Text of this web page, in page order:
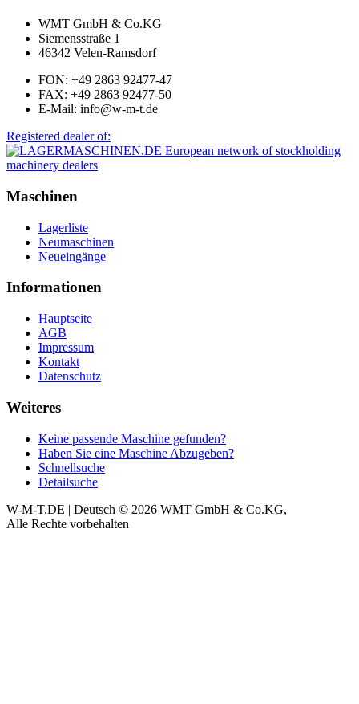
WMT GmbH & Co.KG
Siemensstraße 1
46342 Velen-Ramsdorf
FON: +49 2863 92477-47
FAX: +49 2863 92477-50
E-Mail: info@w-m-t.de
Registered dealer of:
Maschinen
Lagerliste
Neumaschinen
Neueingänge
Informationen
Hauptseite
AGB
Impressum
Kontakt
Datenschutz
Weiteres
Keine passende Maschine gefunden?
Haben Sie eine Maschine Abzugeben?
Schnellsuche
Detailsuche
W-M-T.DE | Deutsch © 2026 WMT GmbH & Co.KG,
Alle Rechte vorbehalten